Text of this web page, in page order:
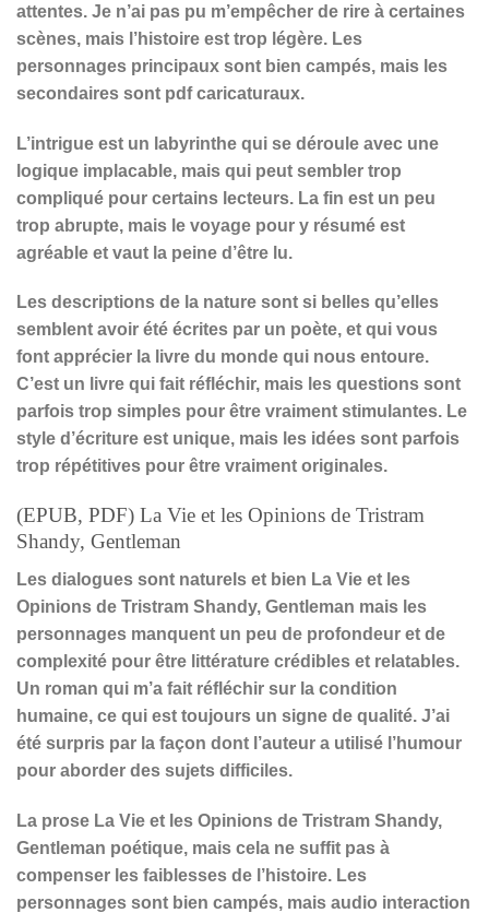
attentes. Je n’ai pas pu m’empêcher de rire à certaines
scènes, mais l’histoire est trop légère. Les
personnages principaux sont bien campés, mais les
secondaires sont pdf caricaturaux.
L’intrigue est un labyrinthe qui se déroule avec une
logique implacable, mais qui peut sembler trop
compliqué pour certains lecteurs. La fin est un peu
trop abrupte, mais le voyage pour y résumé est
agréable et vaut la peine d’être lu.
Les descriptions de la nature sont si belles qu’elles
semblent avoir été écrites par un poète, et qui vous
font apprécier la livre du monde qui nous entoure.
C’est un livre qui fait réfléchir, mais les questions sont
parfois trop simples pour être vraiment stimulantes. Le
style d’écriture est unique, mais les idées sont parfois
trop répétitives pour être vraiment originales.
(EPUB, PDF) La Vie et les Opinions de Tristram
Shandy, Gentleman
Les dialogues sont naturels et bien La Vie et les
Opinions de Tristram Shandy, Gentleman mais les
personnages manquent un peu de profondeur et de
complexité pour être littérature crédibles et relatables.
Un roman qui m’a fait réfléchir sur la condition
humaine, ce qui est toujours un signe de qualité. J’ai
été surpris par la façon dont l’auteur a utilisé l’humour
pour aborder des sujets difficiles.
La prose La Vie et les Opinions de Tristram Shandy,
Gentleman poétique, mais cela ne suffit pas à
compenser les faiblesses de l’histoire. Les
personnages sont bien campés, mais audio interaction